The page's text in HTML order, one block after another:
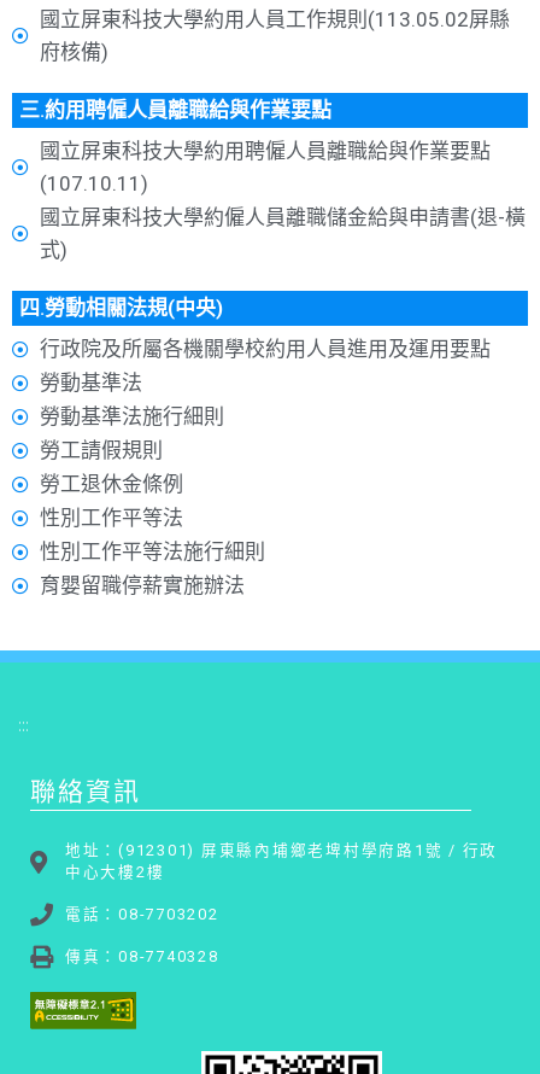
國立屏東科技大學約用人員工作規則(113.05.02屏縣
府核備)
三.約用聘僱人員離職給與作業要點
國立屏東科技大學約用聘僱人員離職給與作業要點
(107.10.11)
國立屏東科技大學約僱人員離職儲金給與申請書(退-橫
式)
四.勞動相關法規(中央)
行政院及所屬各機關學校約用人員進用及運用要點
勞動基準法
勞動基準法施行細則
勞工請假規則
勞工退休金條例
性別工作平等法
性別工作平等法施行細則
育嬰留職停薪實施辦法
:::
聯絡資訊
地址：(912301) 屏東縣內埔鄉老埤村學府路1號 / 行政
中心大樓2樓
電話：08-7703202
傳真：08-7740328